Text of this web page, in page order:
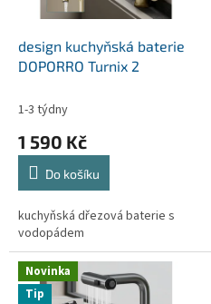
design kuchyňská baterie
DOPORRO Turnix 2
1-3 týdny
1 590 Kč
Do košíku
kuchyňská dřezová baterie s
vodopádem
Novinka
Tip